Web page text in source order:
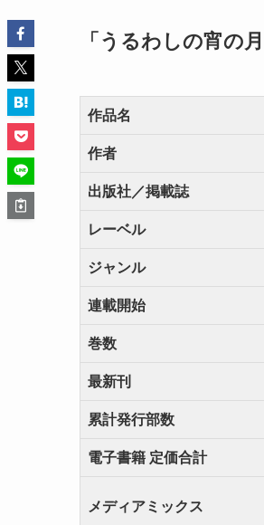
「うるわしの宵の
作品名
作者
出版社／掲載誌
レーベル
ジャンル
連載開始
巻数
最新刊
累計発行部数
電子書籍 定価合計
メディアミックス